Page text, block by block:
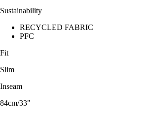
Sustainability
RECYCLED FABRIC
PFC
Fit
Slim
Inseam
84cm/33"